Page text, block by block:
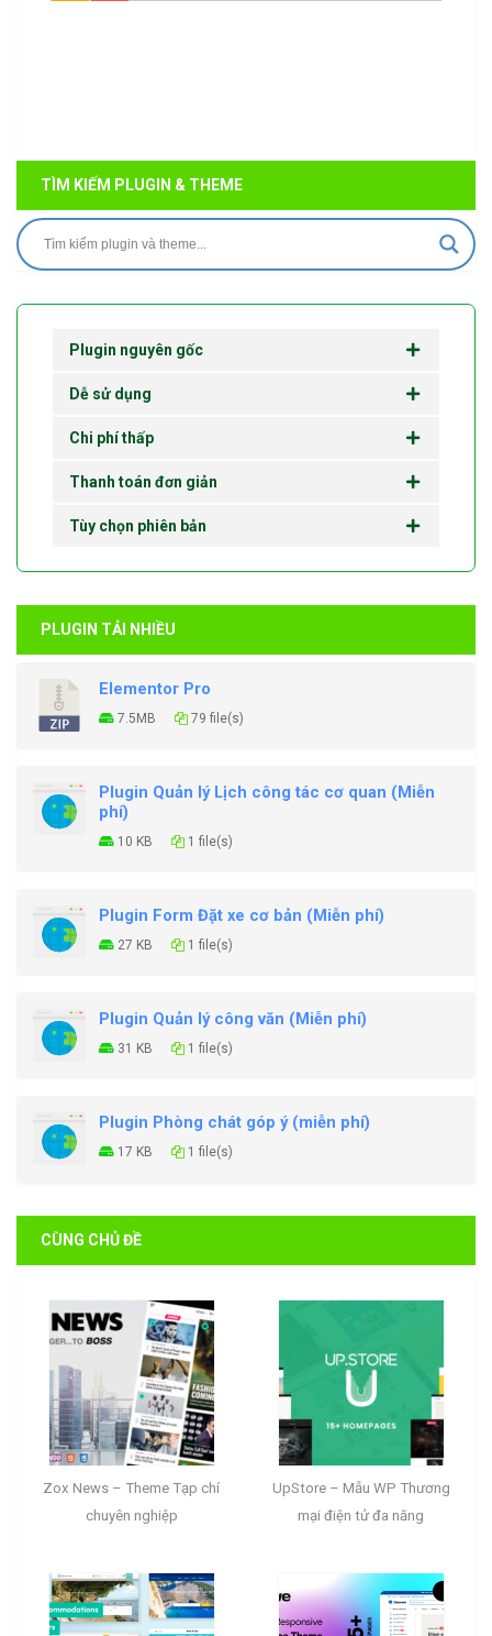
TÌM KIẾM PLUGIN & THEME
Plugin nguyên gốc
Dễ sử dụng
Chi phí thấp
Thanh toán đơn giản
Tùy chọn phiên bản
PLUGIN TẢI NHIỀU
Elementor Pro
7.5MB 79 file(s)
Plugin Quản lý Lịch công tác cơ quan (Miễn
phí)
10 KB 1 file(s)
Plugin Form Đặt xe cơ bản (Miễn phí)
27 KB 1 file(s)
Plugin Quản lý công văn (Miễn phí)
31 KB 1 file(s)
Plugin Phòng chát góp ý (miễn phí)
17 KB 1 file(s)
CÙNG CHỦ ĐỀ
Zox News – Theme Tạp chí
chuyên nghiệp
UpStore – Mẫu WP Thương
mại điện tử đa năng